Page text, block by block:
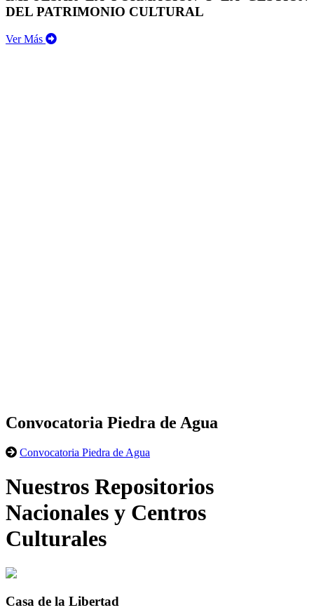
DEL PATRIMONIO CULTURAL
Ver Más
Convocatoria Piedra de Agua
Convocatoria Piedra de Agua
Nuestros Repositorios
Nacionales y Centros
Culturales
Casa de la Libertad